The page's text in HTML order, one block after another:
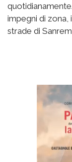
impegni di zona,
strade di